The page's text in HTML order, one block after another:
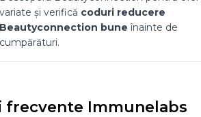
variate și verifică coduri reducere
Beautyconnection bune înainte de
cumpărături.
frecvente Immunelabs